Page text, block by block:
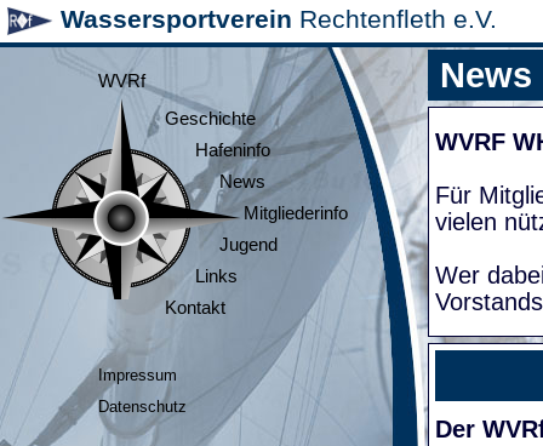
Wassersportverein Rechtenfleth e.V.
WVRf
Geschichte
Hafeninfo
News
Mitgliederinfo
Jugend
Links
Kontakt
Impressum
Datenschutz
News
WVRF
Für
vielen
Wer
Der